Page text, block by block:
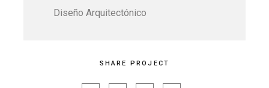
Diseño Arquitectónico
SHARE PROJECT